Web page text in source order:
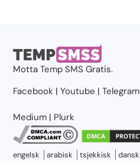
MottaTemp SMS Gratis.
Facebook |Youtube |Telegram
Medium | Plurk
engelsk arabisk tsjekkisk dansk